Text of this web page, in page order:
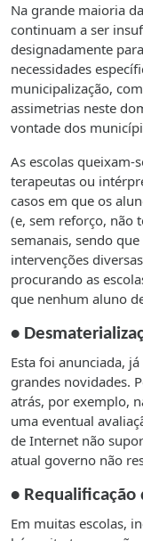
Na grande maioria
continuam a ser
designadamente
necessidades
municipalização,
assimetrias neste
vontade dos
As escolas queixam-
terapeutas ou
casos em que os
(e, sem reforço, não
semanais, sendo
intervenções
procurando as
que nenhum aluno
•
Esta foi anunciada,
grandes novidades.
atrás, por exemplo,
uma eventual
de Internet não
atual governo não
•
Em muitas escolas,